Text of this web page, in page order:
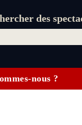
des
nous ?